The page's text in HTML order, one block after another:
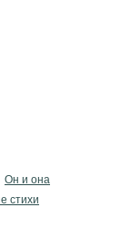
Он и она
стихи